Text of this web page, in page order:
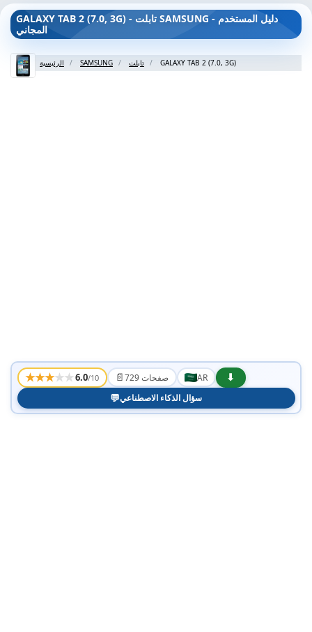
GALAXY TAB 2 (7.0, 3G) - تابلت SAMSUNG - دليل المستخدم
المجاني
الرئيسية SAMSUNG تابلت GALAXY TAB 2 (7.0, 3G)
★★★★★6.0/10 📄 729 صفحات AR
⬇
💬سؤال الذكاء الاصطناعي